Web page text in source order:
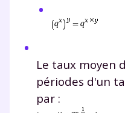
Le taux moyen
périodes d'un
par :